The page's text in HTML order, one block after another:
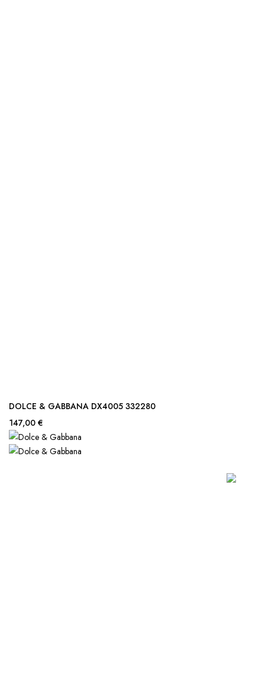
DOLCE & GABBANA DX4005 332280
147,00 €